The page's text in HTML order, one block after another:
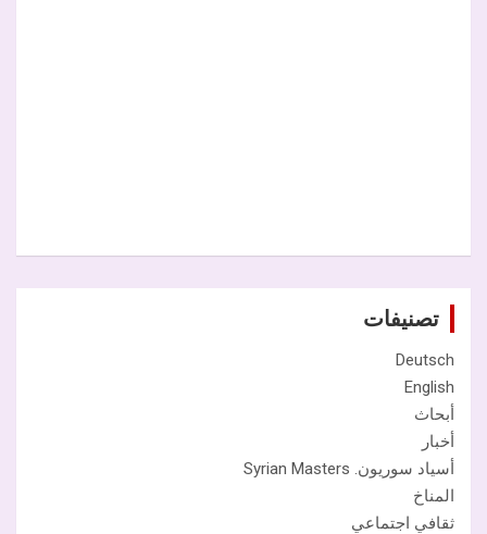
تصنيفات
Deutsch
English
أبحاث
أخبار
أسياد سوريون. Syrian Masters
المناخ
ثقافي اجتماعي